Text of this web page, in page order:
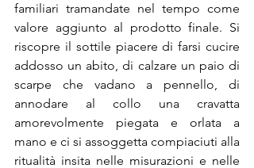
familiari tramandate nel tempo come
valore aggiunto al prodotto finale. Si
riscopre il sottile piacere di farsi cucire
addosso un abito, di calzare un paio di
scarpe che vadano a pennello, di
annodare al collo una cravatta
amorevolmente piegata e orlata a
mano e ci si assoggetta compiaciuti alla
ritualità insita nelle misurazioni e nelle